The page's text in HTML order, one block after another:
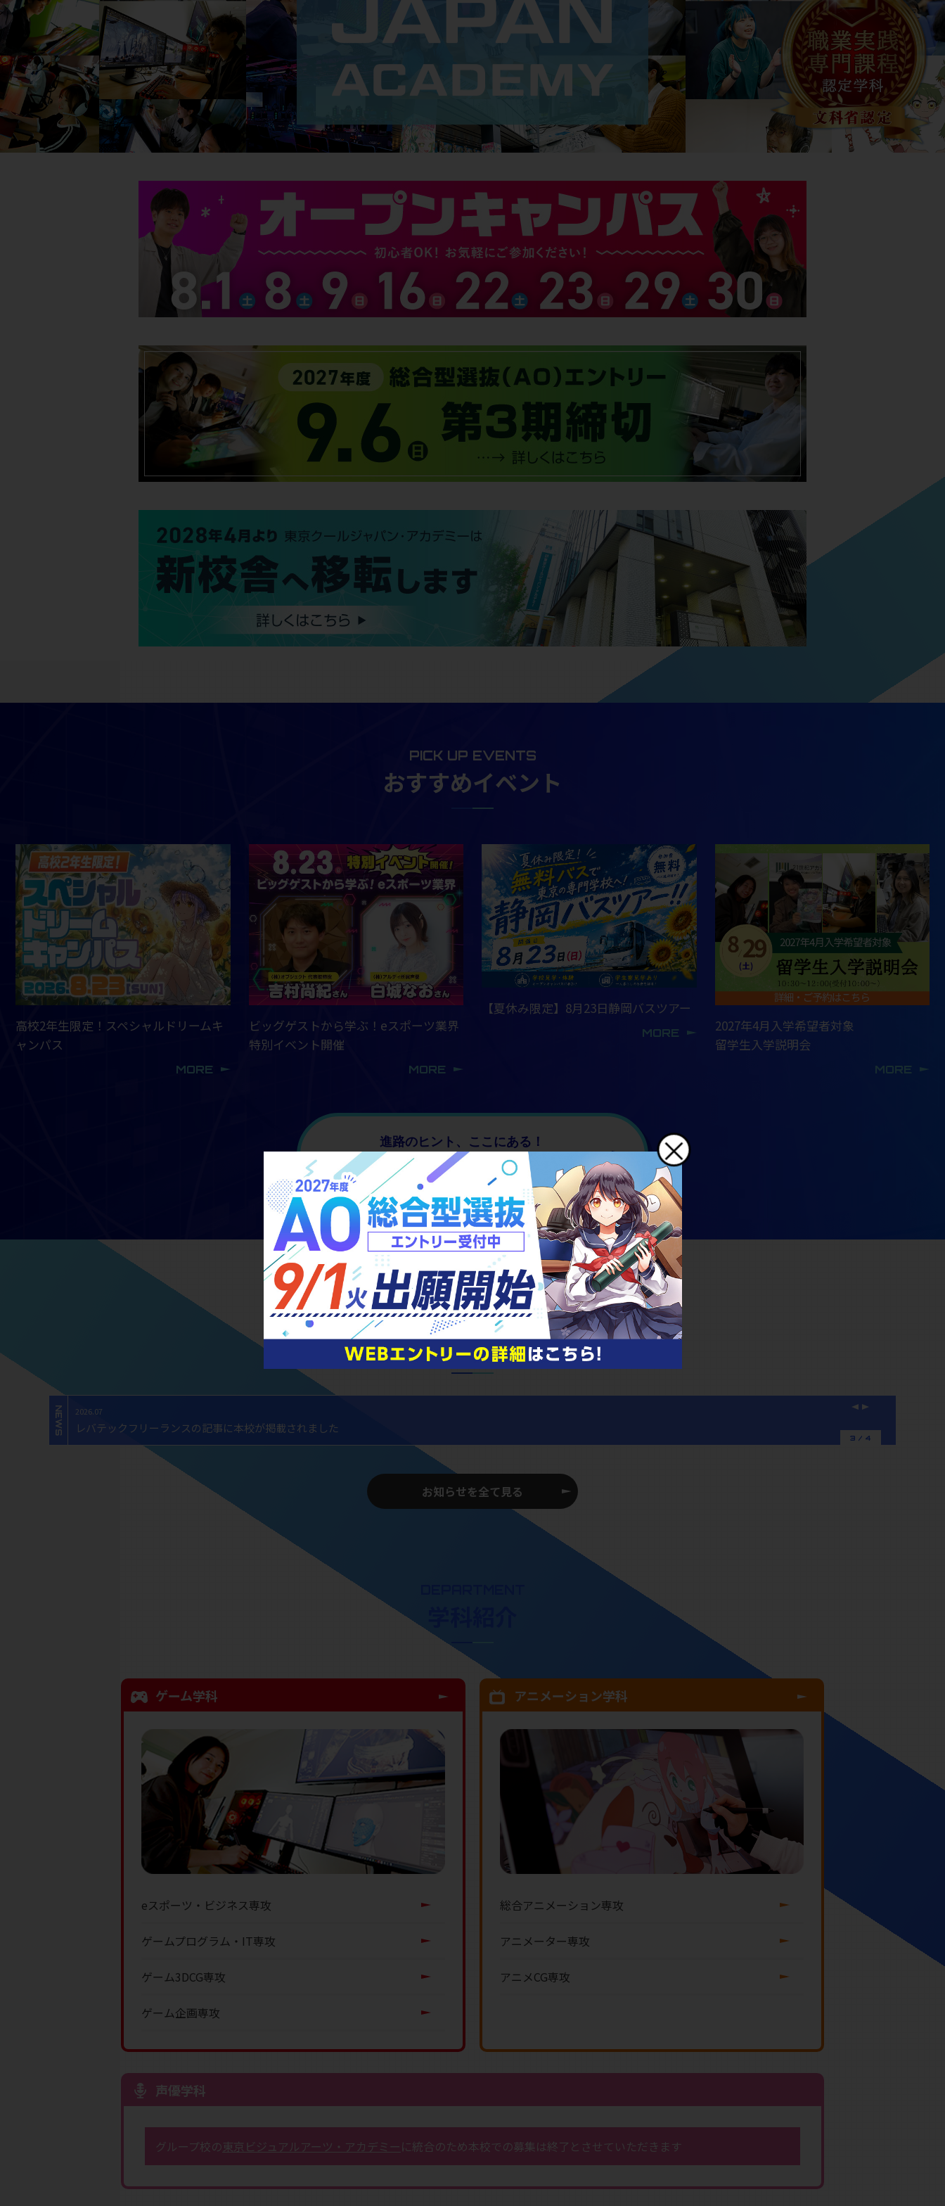
×
PICK UP EVENTS
おすすめイベント
高校2年生限定！スペシャルドリームキ
ャンパス
MORE
ビッグゲストから学ぶ！eスポーツ業界
特別イベント開催
MORE
【夏休み限定】8月23日静岡バスツアー
MORE
2027年4月入学希望者対象
留学生入学説明会
MORE
進路のヒント、ここにある！
オープンキャンパス
NEWS
キャンパスニュース
NEWS
レバテックフリーランスの記事に本校が掲載されました 【ゲーム・アニメ・eスポーツ】好
P
v
i
t
4 / 4
お知らせを全て見る
ゲーム学科
eスポーツ・ビジネス専攻
ゲームプログラム・IT専攻
ゲーム3DCG専攻
ゲーム企画専攻
アニメーション学科
総合アニメーション専攻
アニメーター専攻
アニメCG専攻
声優学科
グループ校の東京ビジュアルアーツ・アカデミーに統合のため本校での募集は終了とさせていただきます